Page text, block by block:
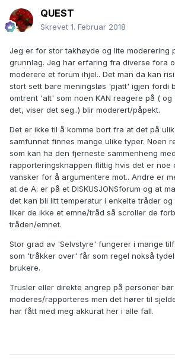
QUEST
Skrevet 1. Februar 2018
Jeg er for stor takhøyde og lite moderering
grunnlag. Jeg har erfaring fra diverse fora
moderere et forum ihjel.. Det man da kan
stort sett bare meningsløs 'pjatt' igjen fordi
omtrent 'alt' som noen KAN reagere på ( og
det, viser det seg..) blir moderert/påpekt.
Det er ikke til å komme bort fra at det på
samfunnet finnes mange ulike typer. Noen
som kan ha den fjerneste sammenheng
rapporteringsknappen flittig hvis det er noe
vansker for å argumentere mot.. Andre er
at de A: er på et DISKUSJONSforum og at
det kan bli litt temperatur i enkelte tråder og
liker de ikke et emne/tråd så scroller de
tråden/emnet.
Stor grad av 'Selvstyre' fungerer i mange
som 'tråkker over' får som regel nokså
brukere.
Trusler eller direkte angrep på personer
moderes/rapporteres men det hører til
har fått med meg akkurat her i alle fall.